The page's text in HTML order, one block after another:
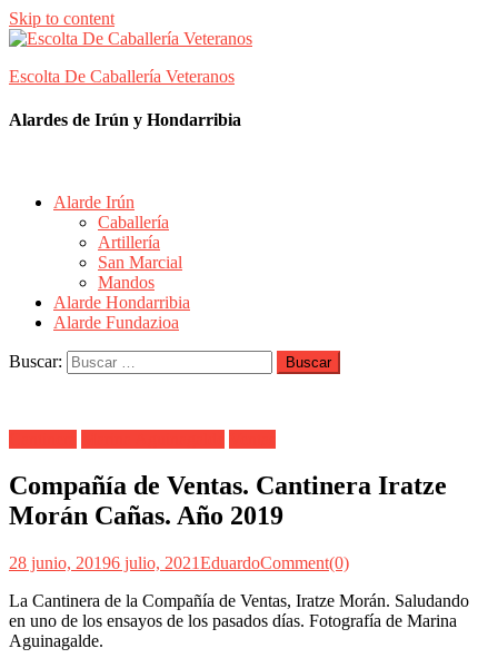
Skip to content
Escolta De Caballería Veteranos
Alardes de Irún y Hondarribia
Alarde Irún
Caballería
Artillería
San Marcial
Mandos
Alarde Hondarribia
Alarde Fundazioa
Buscar:
Compañía de Ventas. Cantinera Iratze
Morán Cañas. Año 2019
28 junio, 20196 julio, 2021EduardoComment(0)
La Cantinera de la Compañía de Ventas, Iratze Morán. Saludando
en uno de los ensayos de los pasados días. Fotografía de Marina
Aguinagalde.